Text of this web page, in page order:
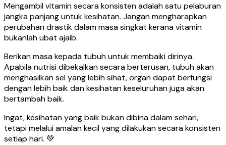
Mengambil vitamin secara konsisten adalah satu pelaburan
jangka panjang untuk kesihatan. Jangan mengharapkan
perubahan drastik dalam masa singkat kerana vitamin
bukanlah ubat ajaib.
Berikan masa kepada tubuh untuk membaiki dirinya.
Apabila nutrisi dibekalkan secara berterusan, tubuh akan
menghasilkan sel yang lebih sihat, organ dapat berfungsi
dengan lebih baik dan kesihatan keseluruhan juga akan
bertambah baik.
Ingat, kesihatan yang baik bukan dibina dalam sehari,
tetapi melalui amalan kecil yang dilakukan secara konsisten
setiap hari. 💚